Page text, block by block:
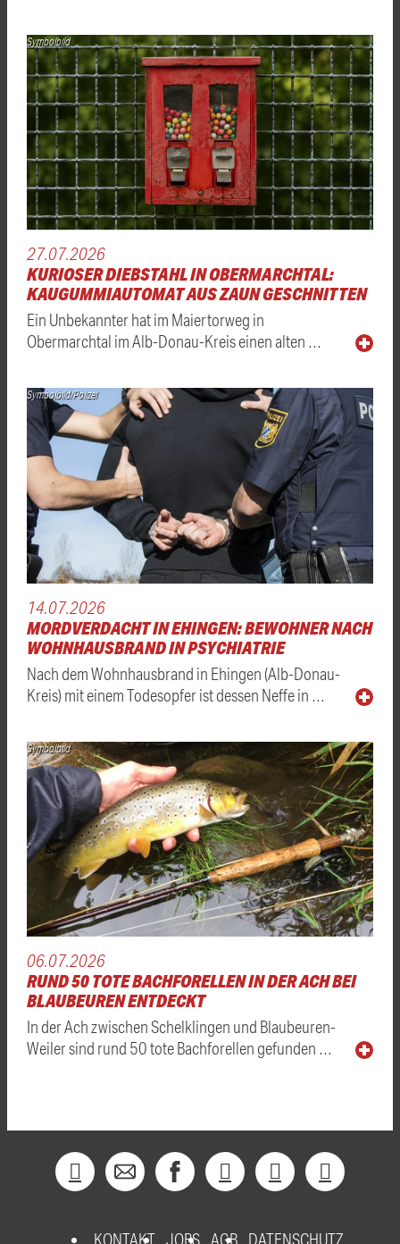
Symbolbild
27.07.2026
KURIOSER DIEBSTAHL IN OBERMARCHTAL:
KAUGUMMIAUTOMAT AUS ZAUN GESCHNITTEN
Ein Unbekannter hat im Maiertorweg in
Obermarchtal im Alb-Donau-Kreis einen alten …
Symbolbild/Polizei
14.07.2026
MORDVERDACHT IN EHINGEN: BEWOHNER NACH
WOHNHAUSBRAND IN PSYCHIATRIE
Nach dem Wohnhausbrand in Ehingen (Alb-Donau-
Kreis) mit einem Todesopfer ist dessen Neffe in …
Symbolbild
06.07.2026
RUND 50 TOTE BACHFORELLEN IN DER ACH BEI
BLAUBEUREN ENTDECKT
In der Ach zwischen Schelklingen und Blaubeuren-
Weiler sind rund 50 tote Bachforellen gefunden …
KONTAKT JOBS AGB DATENSCHUTZ